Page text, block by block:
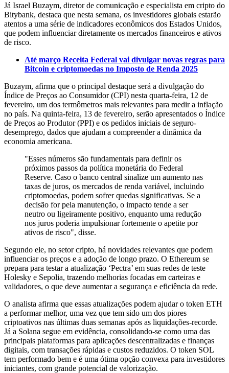
Já Israel Buzaym, diretor de comunicação e especialista em cripto do
Bitybank, destaca que nesta semana, os investidores globais estarão
atentos a uma série de indicadores econômicos dos Estados Unidos,
que podem influenciar diretamente os mercados financeiros e ativos
de risco.
Até março Receita Federal vai divulgar novas regras para
Bitcoin e criptomoedas no Imposto de Renda 2025
Buzaym, afirma que o principal destaque será a divulgação do
Índice de Preços ao Consumidor (CPI) nesta quarta-feira, 12 de
fevereiro, um dos termômetros mais relevantes para medir a inflação
no país. Na quinta-feira, 13 de fevereiro, serão apresentados o Índice
de Preços ao Produtor (PPI) e os pedidos iniciais de seguro-
desemprego, dados que ajudam a compreender a dinâmica da
economia americana.
"Esses números são fundamentais para definir os
próximos passos da política monetária do Federal
Reserve. Caso o banco central sinalize um aumento nas
taxas de juros, os mercados de renda variável, incluindo
criptomoedas, podem sofrer quedas significativas. Se a
decisão for pela manutenção, o impacto tende a ser
neutro ou ligeiramente positivo, enquanto uma redução
nos juros poderia impulsionar fortemente o apetite por
ativos de risco", disse.
Segundo ele, no setor cripto, há novidades relevantes que podem
influenciar os preços e a adoção de longo prazo. O Ethereum se
prepara para testar a atualização ‘Pectra’ em suas redes de teste
Holesky e Sepolia, trazendo melhorias focadas em carteiras e
validadores, o que deve aumentar a segurança e eficiência da rede.
O analista afirma que essas atualizações podem ajudar o token ETH
a performar melhor, uma vez que tem sido um dos piores
criptoativos nas últimas duas semanas após as liquidações-recorde.
Já a Solana segue em evidência, consolidando-se como uma das
principais plataformas para aplicações descentralizadas e finanças
digitais, com transações rápidas e custos reduzidos. O token SOL
tem performado bem e é uma ótima opção convexa para investidores
iniciantes, com grande potencial de valorização.